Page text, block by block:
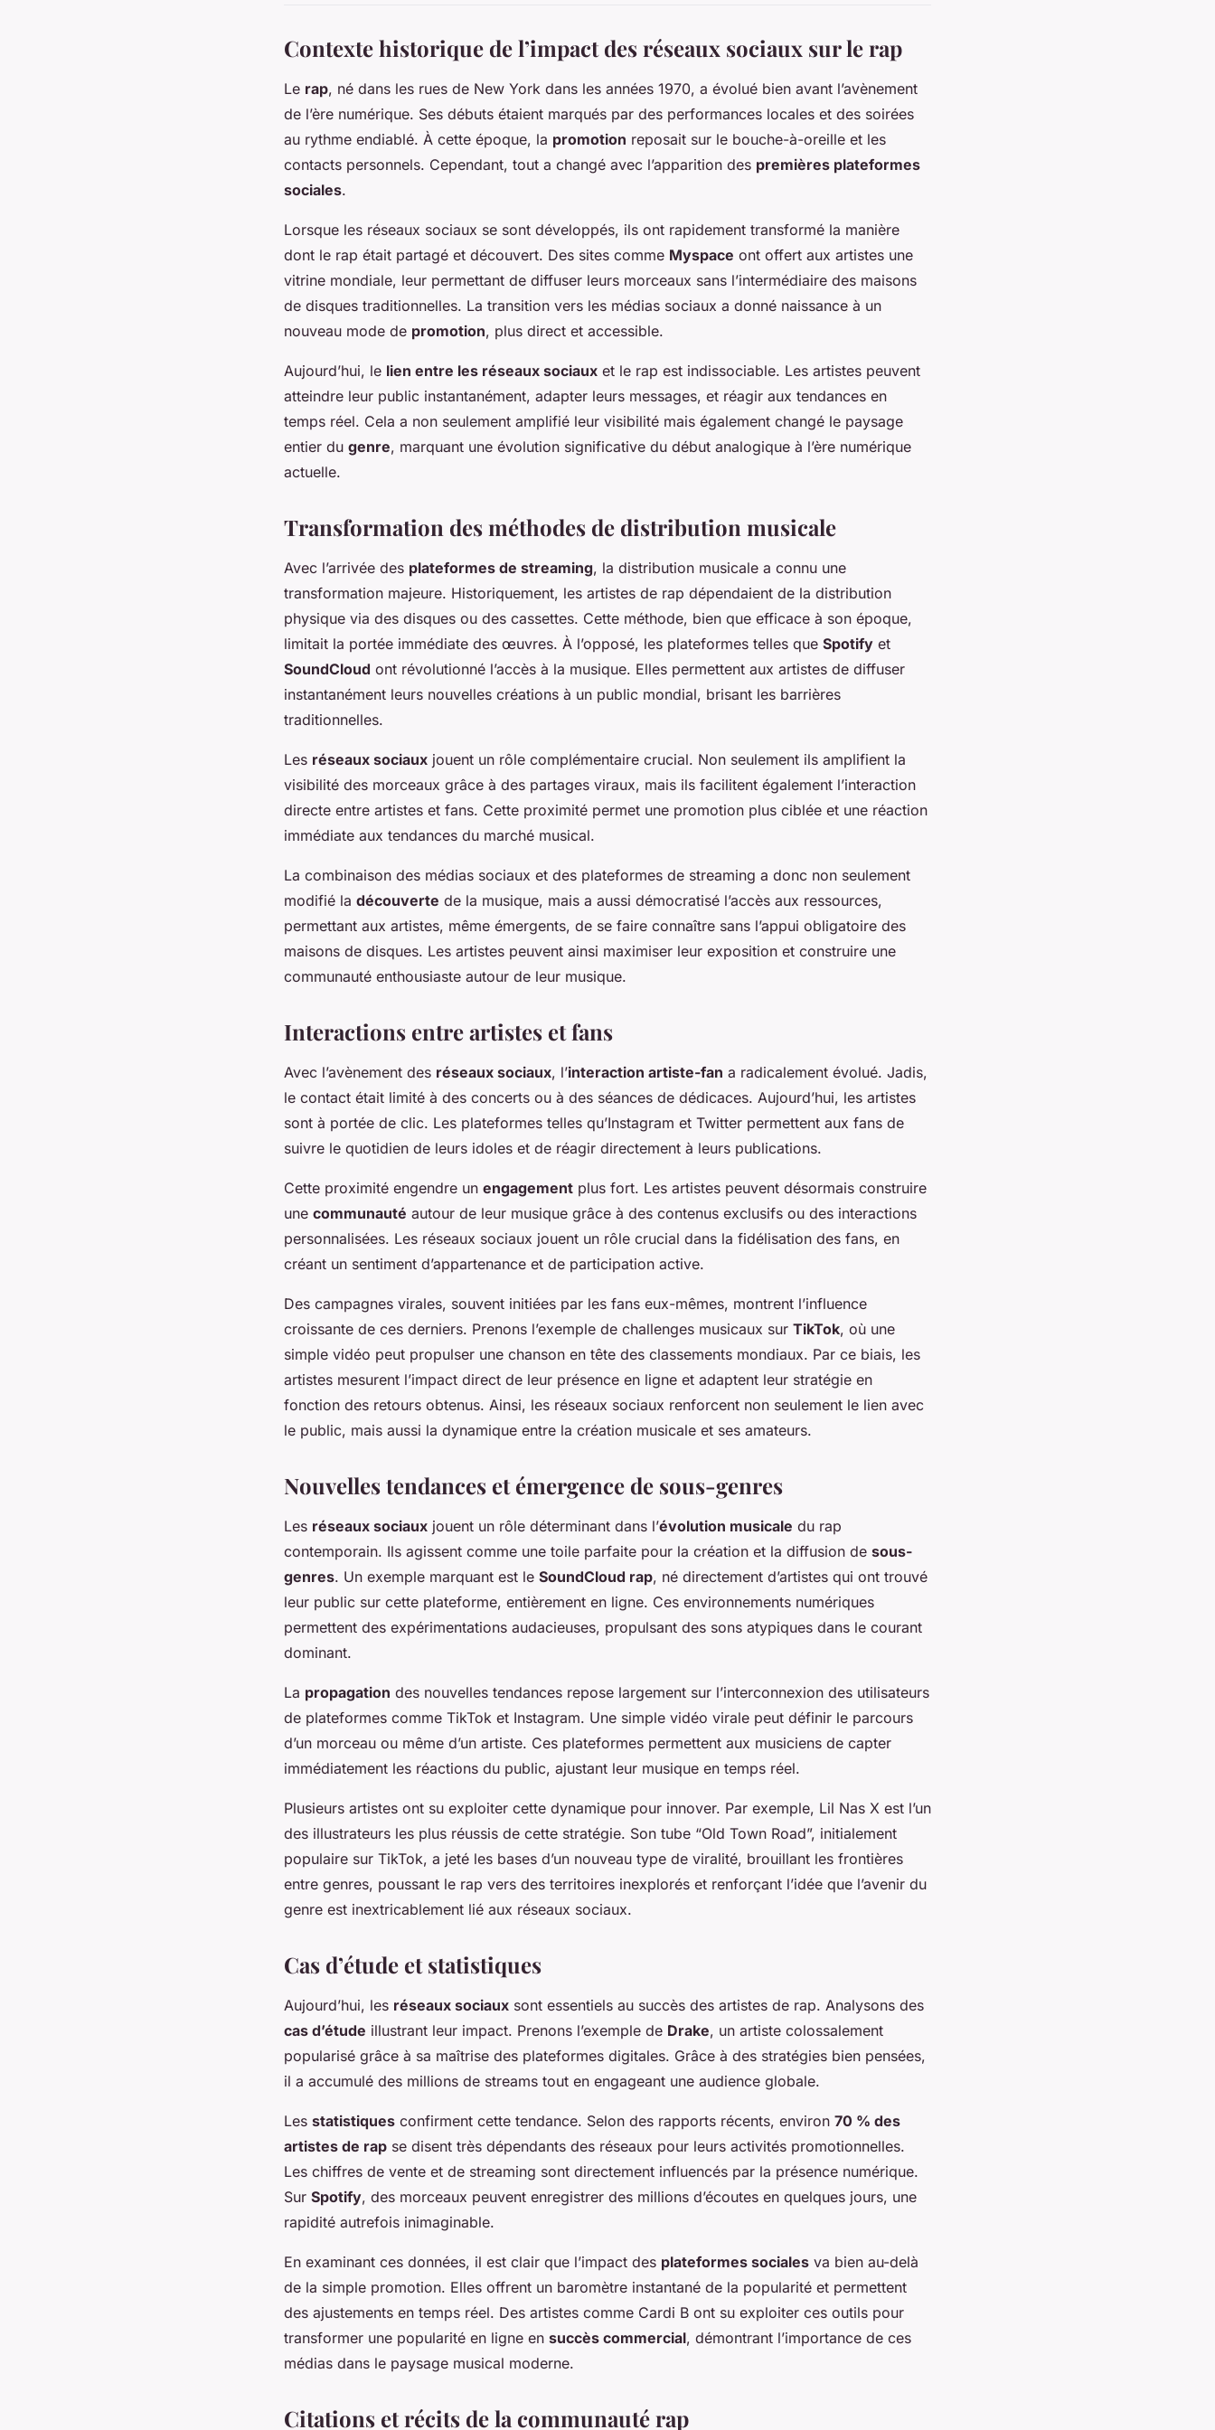
Contexte historique de l’impact des réseaux sociaux sur le rap
Le rap, né dans les rues de New York dans les années 1970, a évolué bien avant l’avènement
de l’ère numérique. Ses débuts étaient marqués par des performances locales et des soirées
au rythme endiablé. À cette époque, la promotion reposait sur le bouche-à-oreille et les
contacts personnels. Cependant, tout a changé avec l’apparition des premières plateformes
sociales.
Lorsque les réseaux sociaux se sont développés, ils ont rapidement transformé la manière
dont le rap était partagé et découvert. Des sites comme Myspace ont offert aux artistes une
vitrine mondiale, leur permettant de diffuser leurs morceaux sans l’intermédiaire des maisons
de disques traditionnelles. La transition vers les médias sociaux a donné naissance à un
nouveau mode de promotion, plus direct et accessible.
Aujourd’hui, le lien entre les réseaux sociaux et le rap est indissociable. Les artistes peuvent
atteindre leur public instantanément, adapter leurs messages, et réagir aux tendances en
temps réel. Cela a non seulement amplifié leur visibilité mais également changé le paysage
entier du genre, marquant une évolution significative du début analogique à l’ère numérique
actuelle.
Transformation des méthodes de distribution musicale
Avec l’arrivée des plateformes de streaming, la distribution musicale a connu une
transformation majeure. Historiquement, les artistes de rap dépendaient de la distribution
physique via des disques ou des cassettes. Cette méthode, bien que efficace à son époque,
limitait la portée immédiate des œuvres. À l’opposé, les plateformes telles que Spotify et
SoundCloud ont révolutionné l’accès à la musique. Elles permettent aux artistes de diffuser
instantanément leurs nouvelles créations à un public mondial, brisant les barrières
traditionnelles.
Les réseaux sociaux jouent un rôle complémentaire crucial. Non seulement ils amplifient la
visibilité des morceaux grâce à des partages viraux, mais ils facilitent également l’interaction
directe entre artistes et fans. Cette proximité permet une promotion plus ciblée et une réaction
immédiate aux tendances du marché musical.
La combinaison des médias sociaux et des plateformes de streaming a donc non seulement
modifié la découverte de la musique, mais a aussi démocratisé l’accès aux ressources,
permettant aux artistes, même émergents, de se faire connaître sans l’appui obligatoire des
maisons de disques. Les artistes peuvent ainsi maximiser leur exposition et construire une
communauté enthousiaste autour de leur musique.
Interactions entre artistes et fans
Avec l’avènement des réseaux sociaux, l’interaction artiste-fan a radicalement évolué. Jadis,
le contact était limité à des concerts ou à des séances de dédicaces. Aujourd’hui, les artistes
sont à portée de clic. Les plateformes telles qu’Instagram et Twitter permettent aux fans de
suivre le quotidien de leurs idoles et de réagir directement à leurs publications.
Cette proximité engendre un engagement plus fort. Les artistes peuvent désormais construire
une communauté autour de leur musique grâce à des contenus exclusifs ou des interactions
personnalisées. Les réseaux sociaux jouent un rôle crucial dans la fidélisation des fans, en
créant un sentiment d’appartenance et de participation active.
Des campagnes virales, souvent initiées par les fans eux-mêmes, montrent l’influence
croissante de ces derniers. Prenons l’exemple de challenges musicaux sur TikTok, où une
simple vidéo peut propulser une chanson en tête des classements mondiaux. Par ce biais, les
artistes mesurent l’impact direct de leur présence en ligne et adaptent leur stratégie en
fonction des retours obtenus. Ainsi, les réseaux sociaux renforcent non seulement le lien avec
le public, mais aussi la dynamique entre la création musicale et ses amateurs.
Nouvelles tendances et émergence de sous-genres
Les réseaux sociaux jouent un rôle déterminant dans l’évolution musicale du rap
contemporain. Ils agissent comme une toile parfaite pour la création et la diffusion de sous-
genres. Un exemple marquant est le SoundCloud rap, né directement d’artistes qui ont trouvé
leur public sur cette plateforme, entièrement en ligne. Ces environnements numériques
permettent des expérimentations audacieuses, propulsant des sons atypiques dans le courant
dominant.
La propagation des nouvelles tendances repose largement sur l’interconnexion des utilisateurs
de plateformes comme TikTok et Instagram. Une simple vidéo virale peut définir le parcours
d’un morceau ou même d’un artiste. Ces plateformes permettent aux musiciens de capter
immédiatement les réactions du public, ajustant leur musique en temps réel.
Plusieurs artistes ont su exploiter cette dynamique pour innover. Par exemple, Lil Nas X est l’un
des illustrateurs les plus réussis de cette stratégie. Son tube “Old Town Road”, initialement
populaire sur TikTok, a jeté les bases d’un nouveau type de viralité, brouillant les frontières
entre genres, poussant le rap vers des territoires inexplorés et renforçant l’idée que l’avenir du
genre est inextricablement lié aux réseaux sociaux.
Cas d’étude et statistiques
Aujourd’hui, les réseaux sociaux sont essentiels au succès des artistes de rap. Analysons des
cas d’étude illustrant leur impact. Prenons l’exemple de Drake, un artiste colossalement
popularisé grâce à sa maîtrise des plateformes digitales. Grâce à des stratégies bien pensées,
il a accumulé des millions de streams tout en engageant une audience globale.
Les statistiques confirment cette tendance. Selon des rapports récents, environ 70 % des
artistes de rap se disent très dépendants des réseaux pour leurs activités promotionnelles.
Les chiffres de vente et de streaming sont directement influencés par la présence numérique.
Sur Spotify, des morceaux peuvent enregistrer des millions d’écoutes en quelques jours, une
rapidité autrefois inimaginable.
En examinant ces données, il est clair que l’impact des plateformes sociales va bien au-delà
de la simple promotion. Elles offrent un baromètre instantané de la popularité et permettent
des ajustements en temps réel. Des artistes comme Cardi B ont su exploiter ces outils pour
transformer une popularité en ligne en succès commercial, démontrant l’importance de ces
médias dans le paysage musical moderne.
Citations et récits de la communauté rap